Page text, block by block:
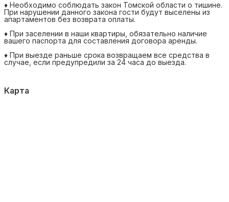
♦ Необходимо соблюдать закон Томской области о тишине.
При нарушении данного закона гости будут выселены из
апартаментов без возврата оплаты.
♦ При заселении в наши квартиры, обязательно наличие
вашего паспорта для составления договора аренды.
♦ При выезде раньше срока возвращаем все средства в
случае, если предупредили за 24 часа до выезда.
Карта